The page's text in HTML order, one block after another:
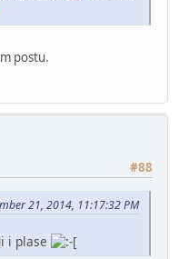
postu.
#88
21, 2014, 11:17:32 PM
i plase